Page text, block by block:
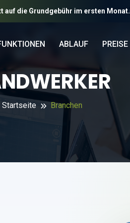
auf die Grundgebühr im ersten Monat.
ABLAUF PREISE
Startseite Branchen